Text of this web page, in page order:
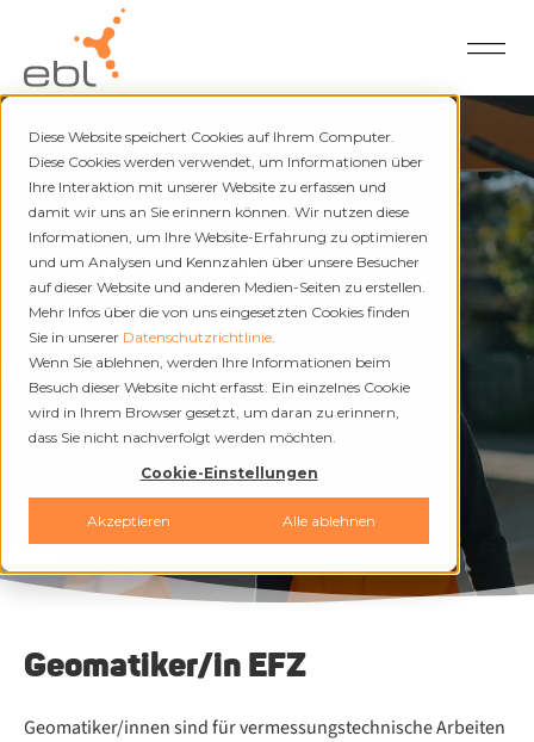
Diese Website speichert Cookies auf Ihrem Computer.
Diese Cookies werden verwendet, um Informationen über
Ihre Interaktion mit unserer Website zu erfassen und
damit wir uns an Sie erinnern können. Wir nutzen diese
Informationen, um Ihre Website-Erfahrung zu optimieren
und um Analysen und Kennzahlen über unsere Besucher
auf dieser Website und anderen Medien-Seiten zu erstellen.
Mehr Infos über die von uns eingesetzten Cookies finden
Sie in unserer Datenschutzrichtlinie.
Wenn Sie ablehnen, werden Ihre Informationen beim
Besuch dieser Website nicht erfasst. Ein einzelnes Cookie
wird in Ihrem Browser gesetzt, um daran zu erinnern,
dass Sie nicht nachverfolgt werden möchten.
Cookie-Einstellungen
Akzeptieren Alle ablehnen
Lehre als Geomatiker/in EFZ
Du besitzt ein
mathematisches Flair?
Geo­ma­ti­ker/​in EFZ
Geomatiker/innen sind für vermessungstechnische Arbeiten